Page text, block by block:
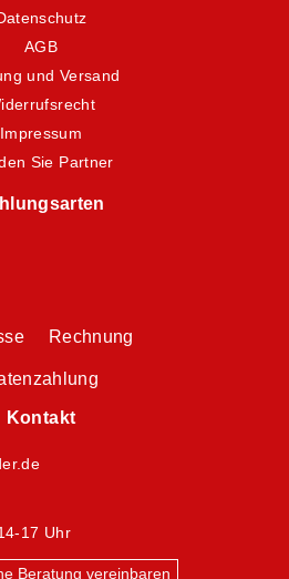
AGB
und Versand
Impressum
Sie Partner
Rechnung
Kontakt
17 Uhr
Beratung vereinbaren